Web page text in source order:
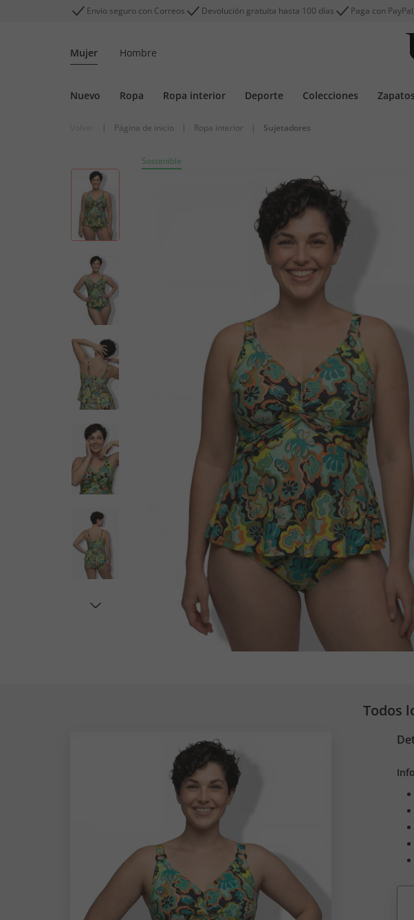
Envío seguro con Correos Devolución gratuita hasta 100 días Paga con
Mujer Hombre
Nuevo Ropa Ropa interior Deporte Colecciones Zapatos
| Página de inicio | Ropa interior | Sujetadores
Sostenible
Todos